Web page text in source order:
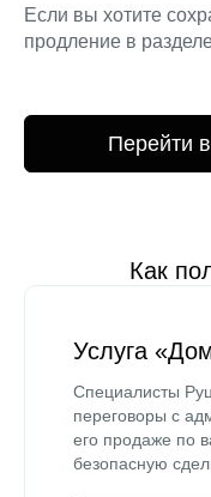
Если вы хотите
продление в
Перейти
Как
Услуга
Специалисты
переговоры с
его продаже по
безопасную